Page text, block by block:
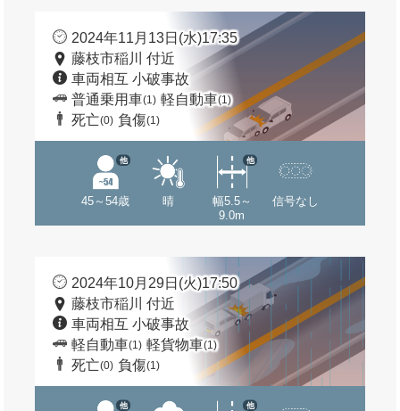
2024年11月13日(水)17:35
藤枝市稲川 付近
車両相互 小破事故
普通乗用車(1) 軽自動車(1)
死亡(0) 負傷(1)
45～54歳
他
晴
幅5.5～
9.0m
他
信号なし
2024年10月29日(火)17:50
藤枝市稲川 付近
車両相互 小破事故
軽自動車(1) 軽貨物車(1)
死亡(0) 負傷(1)
他 他